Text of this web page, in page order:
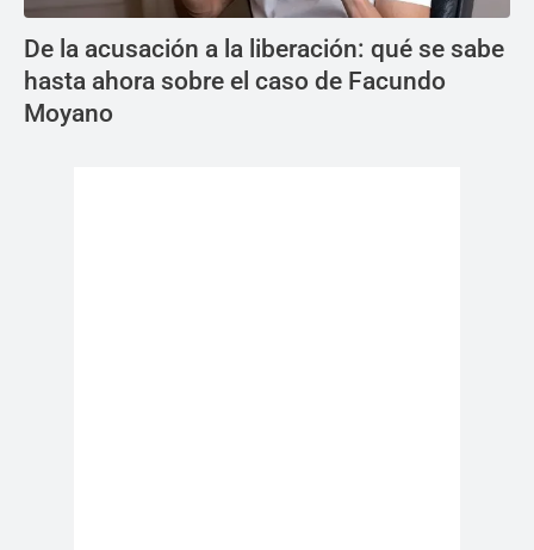
De la acusación a la liberación: qué se sabe
hasta ahora sobre el caso de Facundo
Moyano